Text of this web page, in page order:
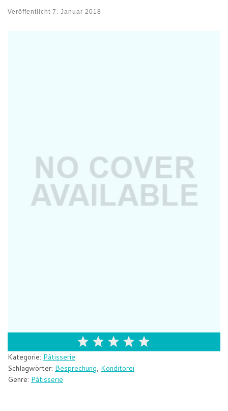
Veröffentlicht 7. Januar 2018
Kategorie: Pâtisserie
Schlagwörter: Besprechung, Konditorei
Genre: Pâtisserie